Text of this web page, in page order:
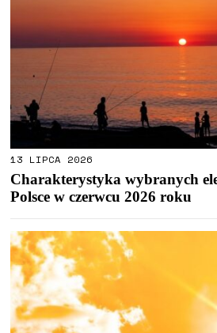
13 LIPCA 2026
Charakterystyka wybranych
Polsce w czerwcu 2026 roku